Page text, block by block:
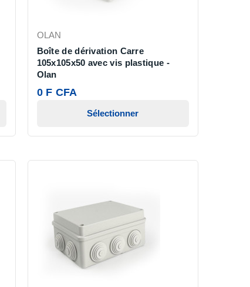
OLAN
Boîte de dérivation Carre
105x105x50 avec vis plastique -
Olan
0 F CFA
Sélectionner